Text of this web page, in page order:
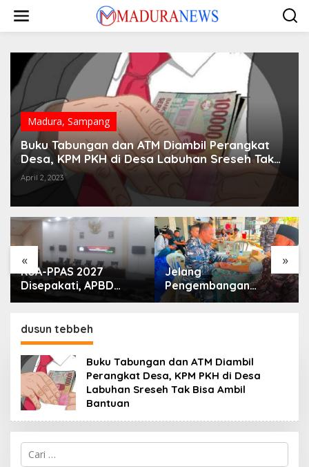
konten
Madura, Sampang
Buku Tabungan dan ATM Diambil Perangkat
Desa, KPM PKH di Desa Labuhan Sreseh Tak
Bisa Ambil Bantuan
April 2, 2023
« »
KUA-PPAS 2027
Disepakati, APBD
Sampang Defisit Rp
Jelang
Pengembangan
Lapangan Hidayah,
dusun tebbeh
Buku Tabungan dan ATM Diambil
Perangkat Desa, KPM PKH di Desa
Labuhan Sreseh Tak Bisa Ambil
Bantuan
Cari
untuk: